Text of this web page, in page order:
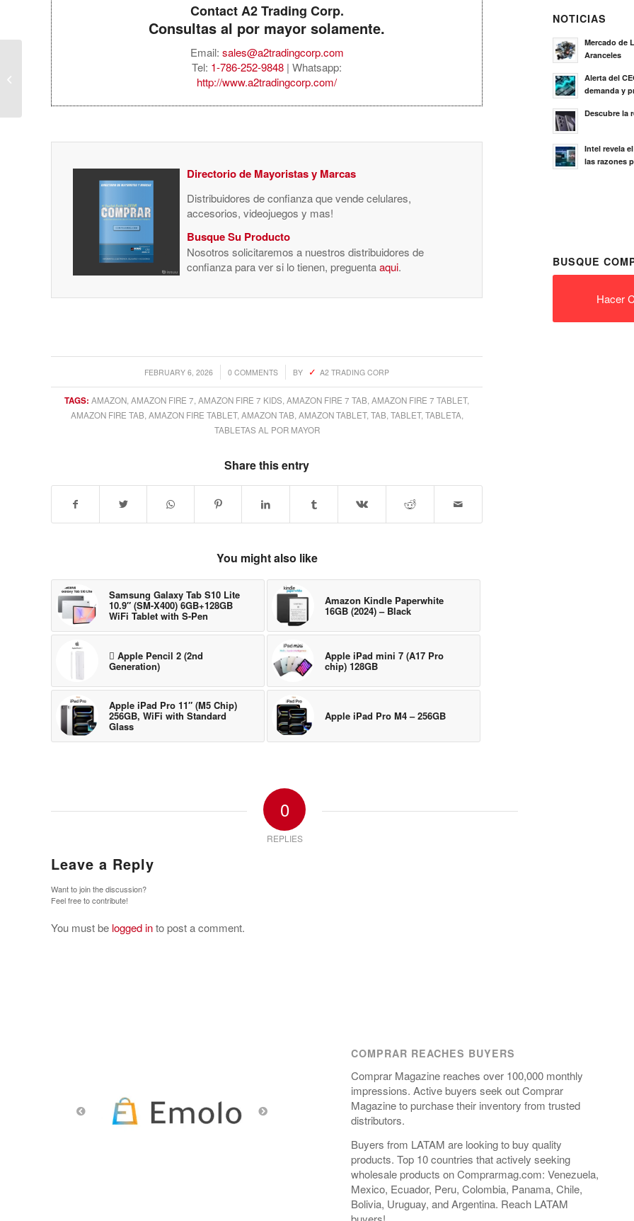
Contact A2 Trading Corp.
Consultas al por mayor solamente.
Email: sales@a2tradingcorp.com
Tel: 1-786-252-9848 | Whatsapp:
http://www.a2tradingcorp.com/
Directorio de Mayoristas y Marcas
Distribuidores de confianza que vende celulares,
accesorios, videojuegos y mas!
Busque Su Producto
Nosotros solicitaremos a nuestros distribuidores de
confianza para ver si lo tienen, preguentaaqui.
FEBRUARY 6, 2026
/ 0 COMMENTS
/ BY A2 TRADING CORP
TAGS: AMAZON,AMAZON FIRE 7,AMAZON FIRE 7 KIDS,AMAZON FIRE 7 TAB,AMAZON FIRE 7 TABLET,
AMAZON FIRE TAB,AMAZON FIRE TABLET,AMAZON TAB,AMAZON TABLET,TAB,TABLET,TABLETA,
TABLETAS AL POR MAYOR
Share this entry
You might also like
Samsung Galaxy Tab S10 Lite
10.9″ (SM-X400) 6GB+128GB
WiFi Tablet with S-Pen
Amazon Kindle Paperwhite
16GB (2024) – Black
 Apple Pencil 2 (2nd
Generation)
Apple iPad mini 7 (A17 Pro
chip) 128GB
Apple iPad Pro 11″ (M5 Chip)
256GB, WiFi with Standard
Glass
Apple iPad Pro M4 – 256GB
0
REPLIES
Leave a Reply
Want to join the discussion?
Feel free to contribute!
You must be logged into post a comment.
NOTICIAS
Mercado de
Aranceles
Alerta del
demanda y
Descubre la
Intel revela
las razones
BUSQUE
Hacer
COMPRAR REACHES BUYERS
Comprar Magazine reaches over 100,000 monthly
impressions. Active buyers seek out Comprar
Magazine to purchase their inventory from trusted
distributors.
Buyers from LATAM are looking to buy quality
products. Top 10 countries that actively seeking
wholesale products on Comprarmag.com: Venezuela,
Mexico, Ecuador, Peru, Colombia, Panama, Chile,
Bolivia, Uruguay, and Argentina. Reach LATAM
Sony PlayStation 5 Pro
Console 2TB